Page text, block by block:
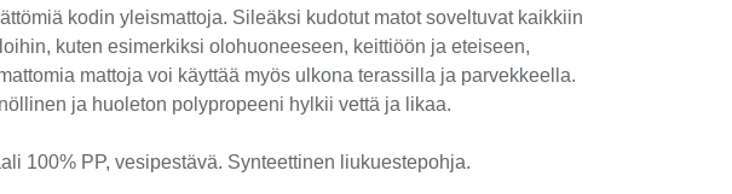
kodin yleismattoja. Sileäksi kudotut matot soveltuvat kaikkiin
kuten esimerkiksi olohuoneeseen, keittiöön ja eteiseen,
mattoja voi käyttää myös ulkona terassilla ja parvekkeella.
ja huoleton polypropeeni hylkii vettä ja likaa.
100% PP, vesipestävä. Synteettinen liukuestepohja.